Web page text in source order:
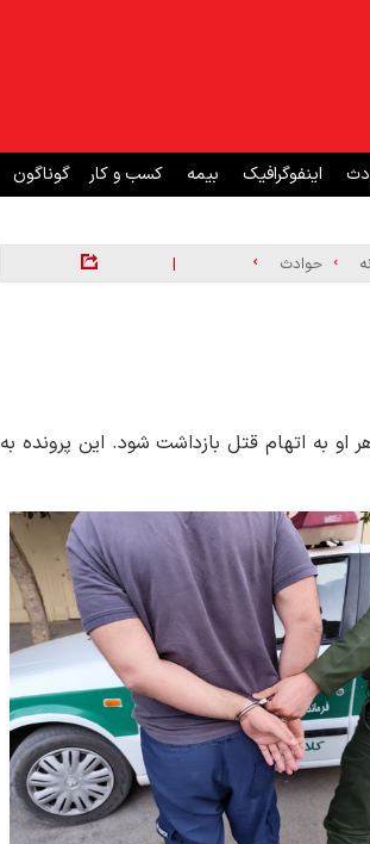
اینفوگرافیک بیمه کسب و کار گوناگون
حوادث |
به اتهام قتل بازداشت شود. این پرونده به